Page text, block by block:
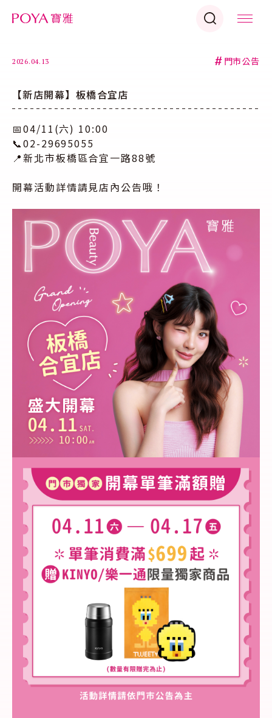
2026.04.13 # 門市公告
【新店開幕】板橋合宜店
📅04/11(六) 10:00
📞02-29695055
📍新北市板橋區合宜一路88號
開幕活動詳情請見店內公告哦！